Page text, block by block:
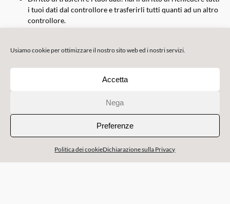
Usiamo cookie per ottimizzare il nostro sito web ed i nostri servizi.
Accetta
Nega
Preferenze
Politica dei cookieDichiarazione sulla Privacy
i tuoi dati dal controllore e trasferirli tutti quanti ad un altro
controllore.
meno che non ci siano delle basi valide per il processo.
Assicurati di segnalare sempre in modo chiaro chi sei, così da
essere certi di non cancellare o modificare i dati di un una persona
sbagliata.
8. Invio di un reclamo
Se non sei soddisfatto di come gestiamo (una lamentela su) il
processo dei tuoi dati personali, hai il diritto di spedire un reclamo